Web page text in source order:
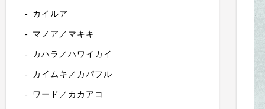
カイルア
マノア／マキキ
カハラ／ハワイカイ
カイムキ／カパフル
ワード／カカアコ